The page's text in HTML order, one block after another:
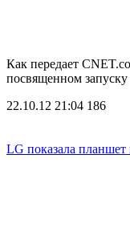
Как передает
посвященном
22.10.12 21:04 186
LG показала